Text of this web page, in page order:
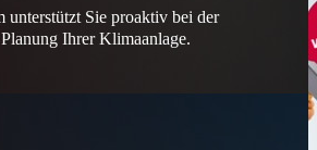
unterstützt Sie proaktiv bei der
Ihrer Klimaanlage.